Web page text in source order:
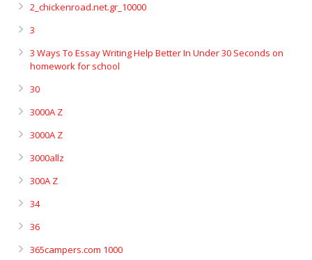
2_chickenroad.net.gr_10000
3
3 Ways To Essay Writing Help Better In Under 30 Seconds on
homework for school
30
3000A Z
3000A Z
3000allz
300A Z
34
36
365campers.com 1000